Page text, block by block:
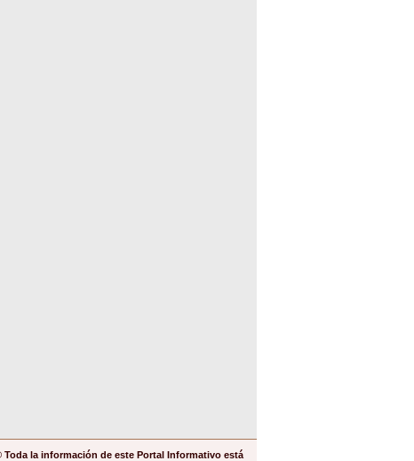
Toda la información de este Portal Informativo está